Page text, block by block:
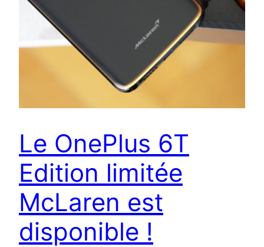
Le OnePlus 6T
Edition limitée
McLaren est
disponible !